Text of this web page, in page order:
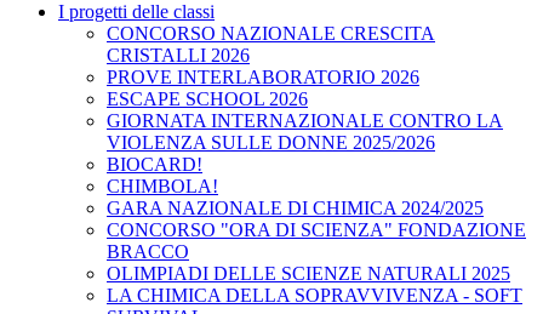
I progetti delle classi
CONCORSO NAZIONALE CRESCITA
CRISTALLI 2026
PROVE INTERLABORATORIO 2026
ESCAPE SCHOOL 2026
GIORNATA INTERNAZIONALE CONTRO LA
VIOLENZA SULLE DONNE 2025/2026
BIOCARD!
CHIMBOLA!
GARA NAZIONALE DI CHIMICA 2024/2025
CONCORSO "ORA DI SCIENZA" FONDAZIONE
BRACCO
OLIMPIADI DELLE SCIENZE NATURALI 2025
LA CHIMICA DELLA SOPRAVVIVENZA - SOFT